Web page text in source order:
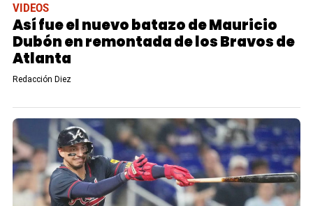
VIDEOS
Así fue el nuevo batazo de Mauricio
Dubón en remontada de los Bravos de
Atlanta
Redacción Diez